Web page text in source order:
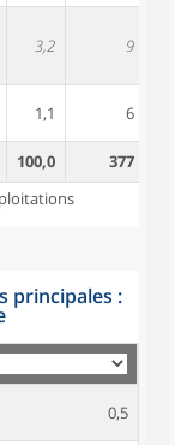
3,2 9
1,1 6
100,0 377
principales :
0,5